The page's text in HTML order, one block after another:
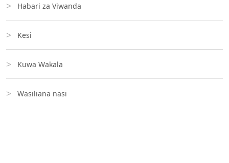
Habari za Viwanda
Kesi
Kuwa Wakala
Wasiliana nasi